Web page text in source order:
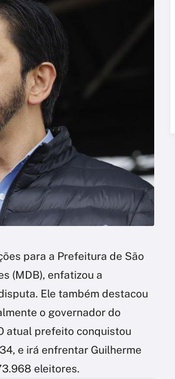
para a Prefeitura de São
(MDB), enfatizou a
Ele também destacou
o governador do
atual prefeito conquistou
e irá enfrentar Guilherme
eleitores.